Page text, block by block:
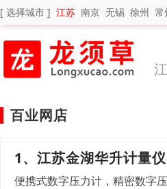
[ 选择城市 ] 江苏 南京 无锡 徐州 常
百业网店
1、江苏金湖华升计量
便携式数字压力计，精密数字